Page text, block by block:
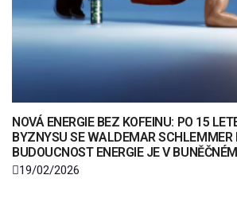
NOVÁ ENERGIE BEZ KOFEINU: PO 15
BYZNYSU SE WALDEMAR SCHLEMMER
BUDOUCNOST ENERGIE JE V
19/02/2026